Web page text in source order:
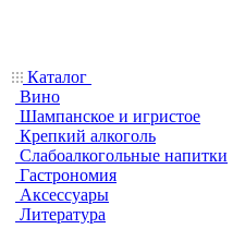
Каталог
Вино
Шампанское и игристое
Крепкий алкоголь
Слабоалкогольные напитки
Гастрономия
Аксессуары
Литература